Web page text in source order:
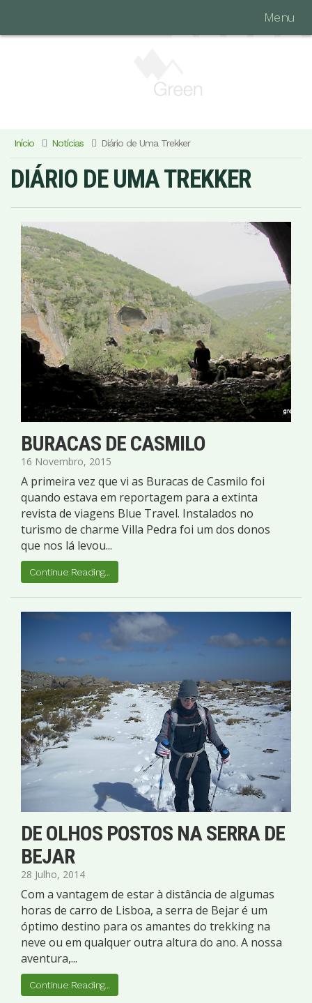
Menu
Início Notícias Diário de Uma Trekker
DIÁRIO DE UMA TREKKER
BURACAS DE CASMILO
16 Novembro, 2015
A primeira vez que vi as Buracas de Casmilo foi
quando estava em reportagem para a extinta
revista de viagens Blue Travel. Instalados no
turismo de charme Villa Pedra foi um dos donos
que nos lá levou...
Continue Reading...
DE OLHOS POSTOS NA SERRA DE
BEJAR
28 Julho, 2014
Com a vantagem de estar à distância de algumas
horas de carro de Lisboa, a serra de Bejar é um
óptimo destino para os amantes do trekking na
neve ou em qualquer outra altura do ano. A nossa
aventura,...
Continue Reading...